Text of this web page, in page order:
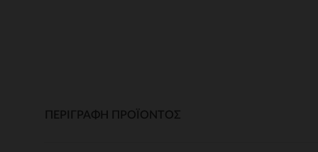
ΠΕΡΙΓΡΑΦΉ ΠΡΟΪΌΝΤΟΣ